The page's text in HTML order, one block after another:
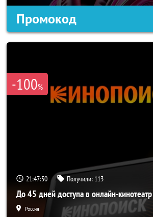
Промокод
-100%
21:47:49 Получили: 113
До 45 дней доступа в онлайн-
Россия